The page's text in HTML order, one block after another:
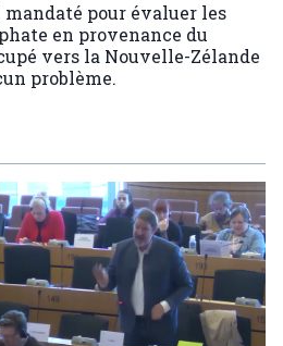
pour évaluer les
en provenance du
vers la Nouvelle-Zélande
problème.